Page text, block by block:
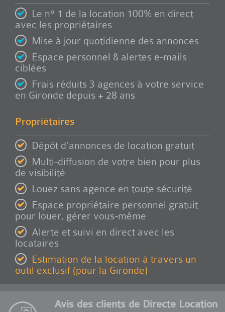
Le n° 1 de la location 100% en direct
avec les propriétaires
Mise à jour quotidienne des annonces
Espace personnel & alertes e-mails
ciblées
Frais réduits 3 agences à votre service
en Gironde depuis + 28 ans
Propriétaires
Dépôt d’annonces de location gratuit
Multi-diffusion de votre bien pour plus
de visibilité
Louez sans agence en toute sécurité
Espace propriétaire personnel gratuit
pour louer, gérer vous-même
Alerte et suivi en direct avec les
locataires
Estimation de la location à travers un
outil exclusif (pour la Gironde)
Avis des clients de Directe Location